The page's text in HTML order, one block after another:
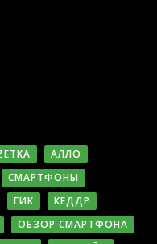
АЛЛО
СМАРТФОНЫ
ГИК
КЕДДР
ОБЗОР СМАРТФОНА